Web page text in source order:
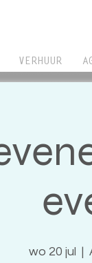
VERHUUR
wo 20 jul
  |